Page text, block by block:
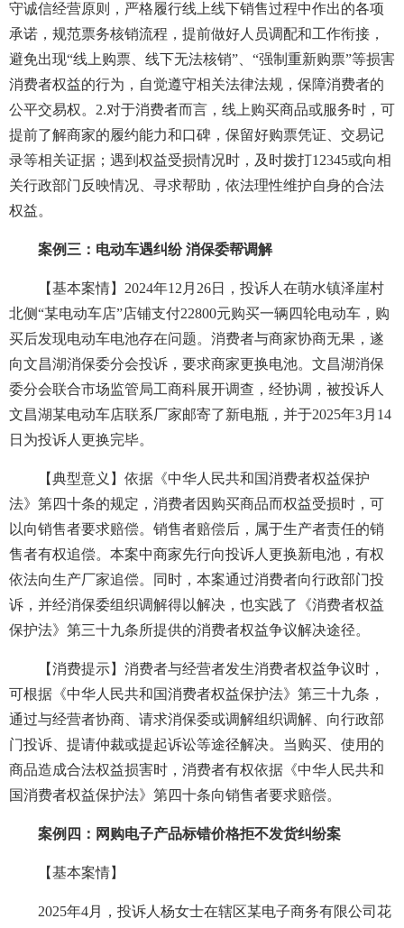
守诚信经营原则，严格履行线上线下销售过程中作出的各项
承诺，规范票务核销流程，提前做好人员调配和工作衔接，
避免出现“线上购票、线下无法核销”、“强制重新购票”等损害
消费者权益的行为，自觉遵守相关法律法规，保障消费者的
公平交易权。2.对于消费者而言，线上购买商品或服务时，可
提前了解商家的履约能力和口碑，保留好购票凭证、交易记
录等相关证据；遇到权益受损情况时，及时拨打12345或向相
关行政部门反映情况、寻求帮助，依法理性维护自身的合法
权益。
案例三：电动车遇纠纷 消保委帮调解
【基本案情】2024年12月26日，投诉人在萌水镇泽崖村
北侧“某电动车店”店铺支付22800元购买一辆四轮电动车，购
买后发现电动车电池存在问题。消费者与商家协商无果，遂
向文昌湖消保委分会投诉，要求商家更换电池。文昌湖消保
委分会联合市场监管局工商科展开调查，经协调，被投诉人
文昌湖某电动车店联系厂家邮寄了新电瓶，并于2025年3月14
日为投诉人更换完毕。
【典型意义】依据《中华人民共和国消费者权益保护
法》第四十条的规定，消费者因购买商品而权益受损时，可
以向销售者要求赔偿。销售者赔偿后，属于生产者责任的销
售者有权追偿。本案中商家先行向投诉人更换新电池，有权
依法向生产厂家追偿。同时，本案通过消费者向行政部门投
诉，并经消保委组织调解得以解决，也实践了《消费者权益
保护法》第三十九条所提供的消费者权益争议解决途径。
【消费提示】消费者与经营者发生消费者权益争议时，
可根据《中华人民共和国消费者权益保护法》第三十九条，
通过与经营者协商、请求消保委或调解组织调解、向行政部
门投诉、提请仲裁或提起诉讼等途径解决。当购买、使用的
商品造成合法权益损害时，消费者有权依据《中华人民共和
国消费者权益保护法》第四十条向销售者要求赔偿。
案例四：网购电子产品标错价格拒不发货纠纷案
【基本案情】
2025年4月，投诉人杨女士在辖区某电子商务有限公司花